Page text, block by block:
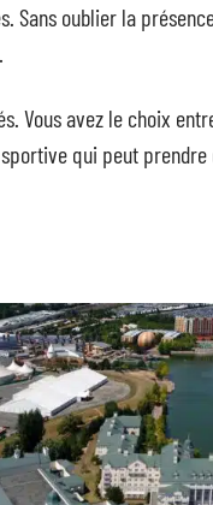
Sans oublier la
Vous avez le choix
qui peut